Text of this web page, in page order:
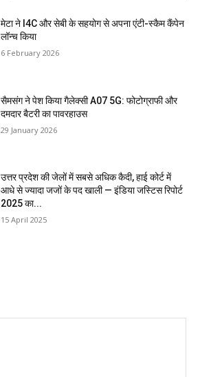
मेटा ने I4C और सेबी के सहयोग से अपना एंटी-स्कैम कैंपेन
लॉन्च किया
6 February 2026
सैमसंग ने पेश किया गैलेक्सी A07 5G: फोटोग्राफी और
दमदार बैटरी का पावरहाउस
29 January 2026
उत्तर प्रदेश की जेलों में सबसे अधिक कैदी, हाई कोर्ट में
आधे से ज्यादा जजों के पद खाली — इंडिया जस्टिस रिपोर्ट
2025 का...
15 April 2025